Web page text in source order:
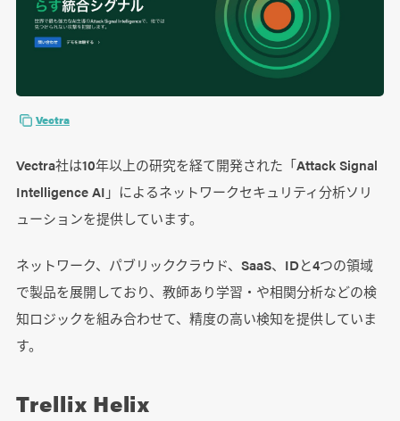
Vectra
Vectra社は10年以上の研究を経て開発された「Attack Signal
Intelligence AI」によるネットワークセキュリティ分析ソリ
ューションを提供しています。
ネットワーク、パブリッククラウド、SaaS、IDと4つの領域
で製品を展開しており、教師あり学習・や相関分析などの検
知ロジックを組み合わせて、精度の高い検知を提供していま
す。
Trellix Helix